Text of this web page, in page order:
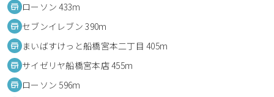
ローソン 433m
セブンイレブン 390m
まいばすけっと船橋宮本二丁目 405m
サイゼリヤ船橋宮本店 455m
ローソン 596m